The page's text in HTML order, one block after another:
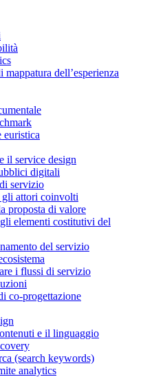
dell’esperienza
euristica
il service design
digitali
servizio
attori coinvolti
proposta di valore
elementi costitutivi del
del servizio
i flussi di servizio
co-progettazione
e il linguaggio
(search keywords)
analytics